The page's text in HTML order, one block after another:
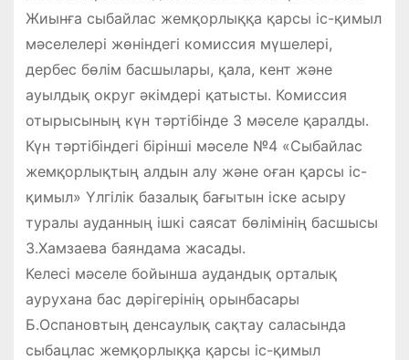
Жиынға сыбайлас жемқорлыққа қарсы іс-қимыл
мәселелері жөніндегі комиссия мүшелері,
дербес бөлім басшылары, қала, кент және
ауылдық округ әкімдері қатысты. Комиссия
отырысының күн тәртібінде 3 мәселе қаралды.
Күн тәртібіндегі бірінші мәселе №4 «Сыбайлас
жемқорлықтың алдын алу және оған қарсы іс-
қимыл» Үлгілік базалық бағытын іске асыру
туралы ауданның ішкі саясат бөлімінің басшысы
З.Хамзаева баяндама жасады.
Келесі мәселе бойынша аудандық орталық
аурухана бас дәрігерінің орынбасары
Б.Оспановтың денсаулық сақтау саласында
сыбацлас жемқорлыққа қарсы іс-қимыл